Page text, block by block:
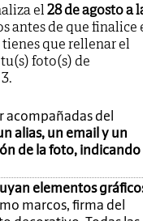
el28 de agosto a
antes de que finalice
que rellenar el
foto(s) de
acompañadas del
alias, un email y un
de la foto, indicando
elementos
marcos, firma del